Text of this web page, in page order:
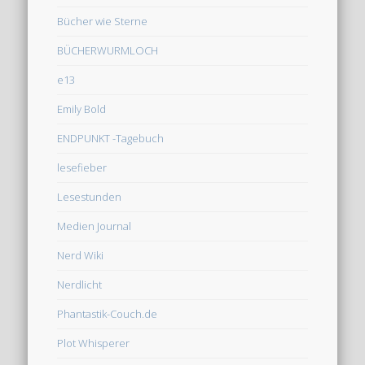
Bücher wie Sterne
BÜCHERWURMLOCH
e13
Emily Bold
ENDPUNKT -Tagebuch
lesefieber
Lesestunden
Medien Journal
Nerd Wiki
Nerdlicht
Phantastik-Couch.de
Plot Whisperer